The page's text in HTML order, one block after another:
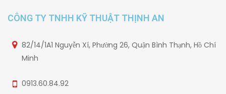
CÔNG TY TNHH KỸ THUẬT THỊNH AN
82/14/1A1 Nguyễn Xí, Phường 26, Quận Bình Thạnh, Hồ Chí
Minh
0913.60.84.92